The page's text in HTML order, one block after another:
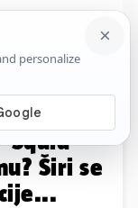
Komentari
Širi se